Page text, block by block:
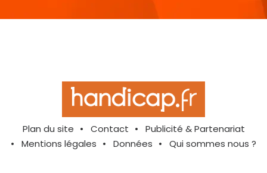
Plan du site Contact
Publicité & Partenariat
Mentions légales
Données Qui sommes nous ?